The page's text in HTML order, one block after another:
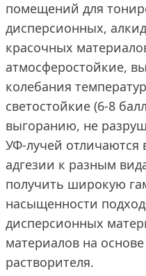
помещений для
дисперсионных,
красочных
атмосферостойкие,
колебания
светостойкие (6-8
выгоранию, не
УФ-лучей отличаются
адгезии к разным
получить широкую
насыщенности
дисперсионных
материалов на
растворителя.